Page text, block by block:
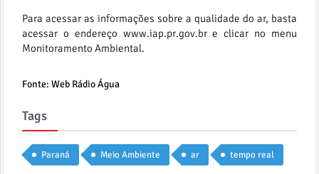
Para acessar as informações sobre a qualidade do ar, basta
acessar o endereço www.iap.pr.gov.br e clicar no menu
Monitoramento Ambiental.
Fonte: Web Rádio Água
Tags
Paraná Meio Ambiente ar tempo real